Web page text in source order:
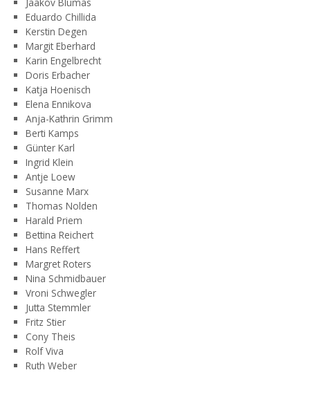
Eduardo Chillida
Kerstin Degen
Margit Eberhard
Karin Engelbrecht
Doris Erbacher
Katja Hoenisch
Elena Ennikova
Anja-Kathrin Grimm
Berti Kamps
Günter Karl
Ingrid Klein
Antje Loew
Susanne Marx
Thomas Nolden
Harald Priem
Bettina Reichert
Hans Reffert
Margret Roters
Nina Schmidbauer
Vroni Schwegler
Jutta Stemmler
Fritz Stier
Cony Theis
Rolf Viva
Ruth Weber